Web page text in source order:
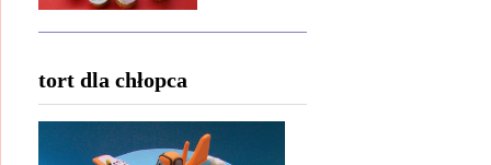
tort dla chłopca